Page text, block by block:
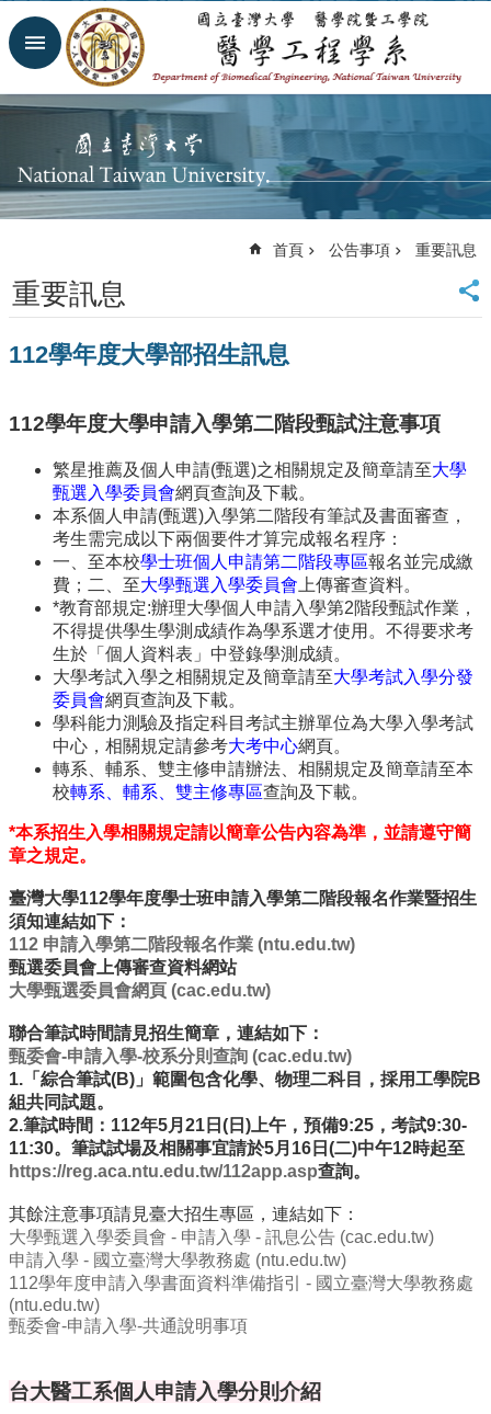
跳到主要內容區塊
進
搜
首
頁
導
覽
大
臺
醫
醫
院
聯
我
意
信
箱
公
告
事
項
關
於
醫
工
課
程
教
學
招
生
訊
息
工
研
首頁 公告事項 重要訊息
重要訊息
112學年度大學部招生訊息
112學年度大學申請入學第二階段甄試注意事項
繁星推薦及個人申請(甄選)之相關規定及簡章請至大學
甄選入學委員會網頁查詢及下載。
本系個人申請(甄選)入學第二階段有筆試及書面審查，
考生需完成以下兩個要件才算完成報名程序：
一、至本校學士班個人申請第二階段專區報名並完成繳
費；二、至大學甄選入學委員會 上傳審查資料。
*教育部規定:辦理大學個人申請入學第2階段甄試作業，
不得提供學生學測成績作為學系選才使用。不得要求考
生於「個人資料表」中登錄學測成績。
大學考試入學之相關規定及簡章請至大學考試入學分發
委員會網頁查詢及下載。
學科能力測驗及指定科目考試主辦單位為大學入學考試
中心，相關規定請參考大考中心網頁。
轉系、輔系、雙主修申請辦法、相關規定及簡章請至本
校轉系、輔系、雙主修專區查詢及下載。
*本系招生入學相關規定請以簡章公告內容為準，並請遵守簡
章之規定。
臺灣大學112學年度學士班申請入學第二階段報名作業暨招生
須知連結如下 ：
112 申請入學第二階段報名作業 (ntu.edu.tw)
甄選委員會上傳審查資料網站
大學甄選委員會網頁 (cac.edu.tw)
聯合筆試時間請見招生簡章，連結如下：
甄委會-申請入學-校系分則查詢 (cac.edu.tw)
1.「綜合筆試(B)」範圍包含化學、物理二科目，採用工學院B
組共同試題。
2.筆試時間：112年5月21日(日)上午，預備9:25，考試9:30-
11:30。筆試試場及相關事宜請於5月16日(二)中午12時起至
https://reg.aca.ntu.edu.tw/112app.asp查詢。
其餘注意事項請見臺大招生專區，連結如下：
大學甄選入學委員會 - 申請入學 - 訊息公告 (cac.edu.tw)
申請入學 - 國立臺灣大學教務處 (ntu.edu.tw)
112學年度申請入學書面資料準備指引 - 國立臺灣大學教務處
(ntu.edu.tw)
甄委會-申請入學-共通說明事項
台大醫工系個人申請入學分則介紹